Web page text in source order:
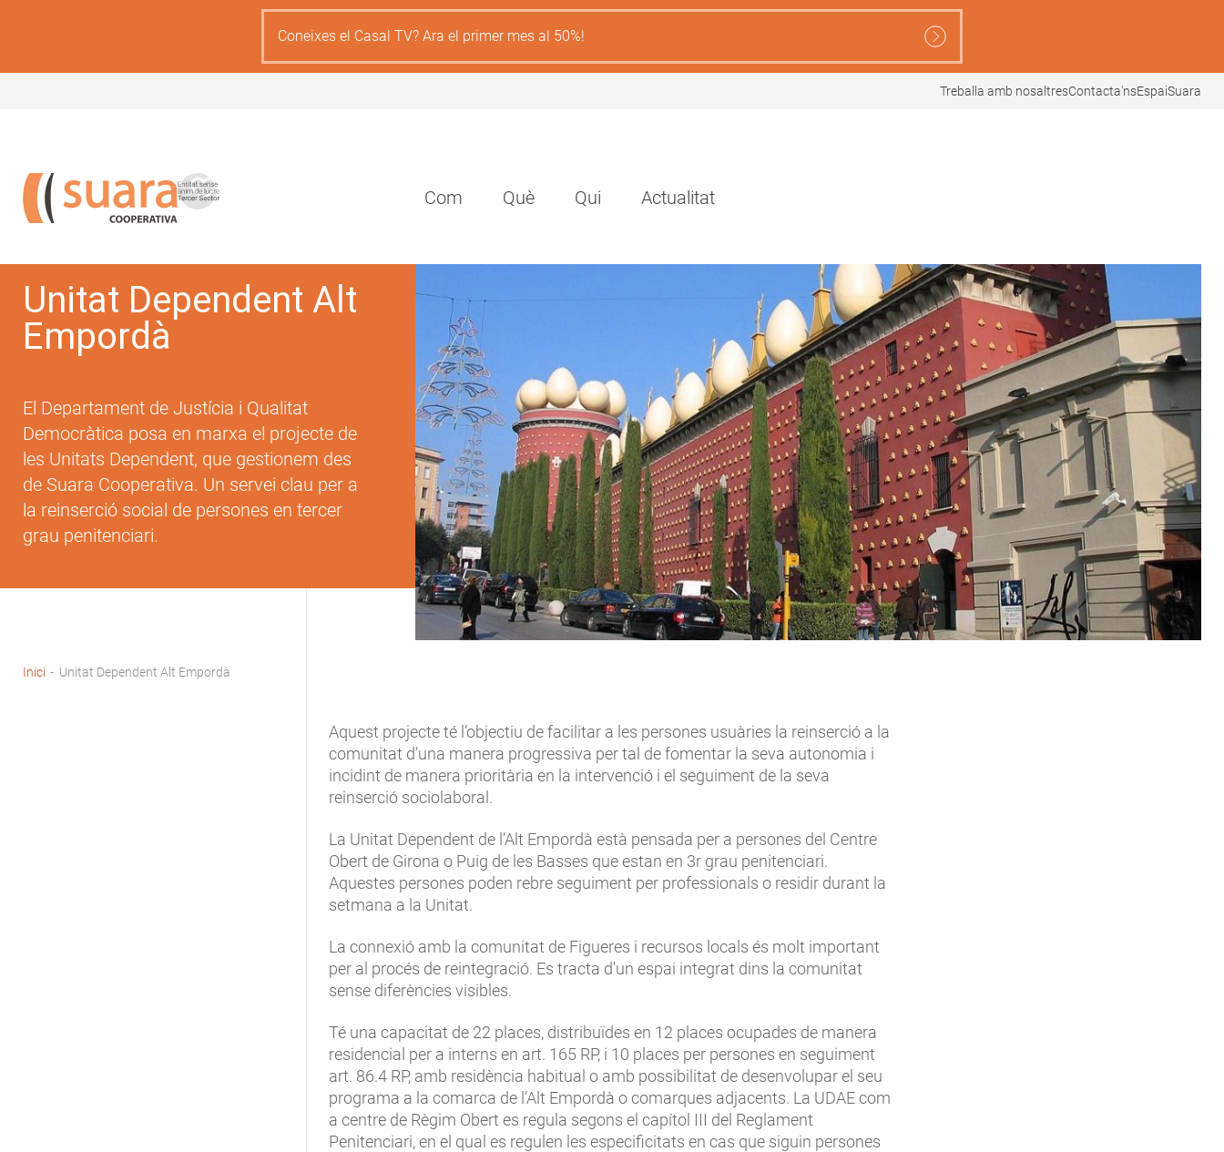
content
Coneixes el Casal TV? Ara el primer mes al 50%!
Treballa amb nosaltresContacta'nsEspaiSuara
Navegación
principal
Com Què Qui Actualitat
Unitat Dependent Alt
Empordà
El Departament de Justícia i Qualitat
Democràtica posa en marxa el projecte de
les Unitats Dependent, que gestionem des
de Suara Cooperativa. Un servei clau per a
la reinserció social de persones en tercer
grau penitenciari.
Inici - Unitat Dependent Alt Empordà
Aquest projecte té l’objectiu de facilitar a les persones usuàries la reinserció a la
comunitat d’una manera progressiva per tal de fomentar la seva autonomia i
incidint de manera prioritària en la intervenció i el seguiment de la seva
reinserció sociolaboral.
La Unitat Dependent de l’Alt Empordà està pensada per a persones del Centre
Obert de Girona o Puig de les Basses que estan en 3r grau penitenciari.
Aquestes persones poden rebre seguiment per professionals o residir durant la
setmana a la Unitat.
La connexió amb la comunitat de Figueres i recursos locals és molt important
per al procés de reintegració. Es tracta d'un espai integrat dins la comunitat
sense diferències visibles.
Té una capacitat de 22 places, distribuïdes en 12 places ocupades de manera
residencial per a interns en art. 165 RP, i 10 places per persones en seguiment
art. 86.4 RP, amb residència habitual o amb possibilitat de desenvolupar el seu
programa a la comarca de l’Alt Empordà o comarques adjacents. La UDAE com
a centre de Règim Obert es regula segons el capítol III del Reglament
Penitenciari, en el qual es regulen les especificitats en cas que siguin persones